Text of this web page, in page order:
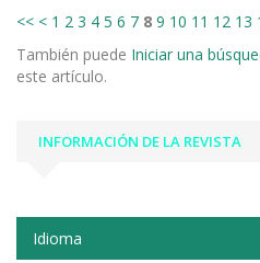
<< < 1 2 3 4 5 6 7 8 9 10 11 12 13
También puede Iniciar una
este artículo.
INFORMACIÓN DE LA REVISTA
Idioma